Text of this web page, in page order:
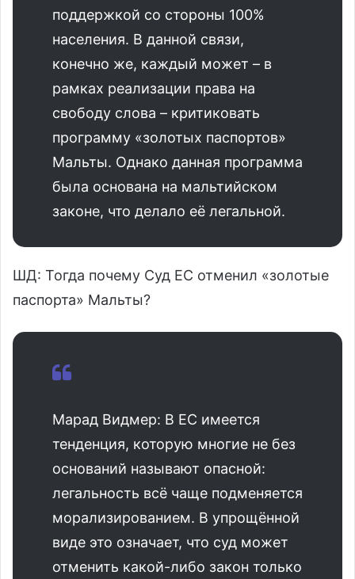
поддержкой со стороны 100%
населения. В данной связи,
конечно же, каждый может – в
рамках реализации права на
свободу слова – критиковать
программу «золотых паспортов»
Мальты. Однако данная программа
была основана на мальтийском
законе, что делало её легальной.
ШД: Тогда почему Суд ЕС отменил «золотые
паспорта» Мальты?
Марад Видмер: В ЕС имеется
тенденция, которую многие не без
оснований называют опасной:
легальность всё чаще подменяется
морализированием. В упрощённой
виде это означает, что суд может
отменить какой-либо закон только